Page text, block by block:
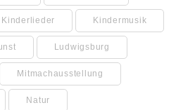
Kinderlieder Kindermusik
Ludwigsburg
Mitmachausstellung
Natur